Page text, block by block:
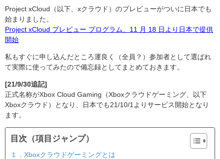
Project xCloud （以下、xクラウド） のプレビューがついに日本でも
始まりました。
Project xCloud プレビュー プログラム、11 月 18 日より日本で提供
開始
私もすぐに申し込んだところ運良く（全員？）参加者として選ばれ
て実際に使ってみたので備忘録としてまとめておきます。
[21/9/30追記]
正式名称がXbox Cloud Gaming（Xboxクラウドゲーミング、以下
Xboxクラウド）となり、日本でも21/10/1よりサービス開始となり
ます。
目次（項目ジャンプ）
１．Xboxクラウドゲーミングとは